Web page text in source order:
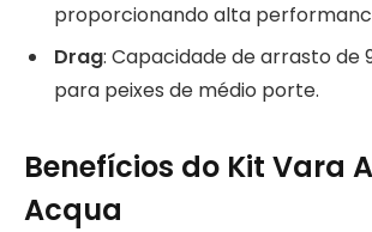
proporcionando alta
Drag: Capacidade de arrasto de
para peixes de médio porte.
Benefícios do Kit Vara
Acqua